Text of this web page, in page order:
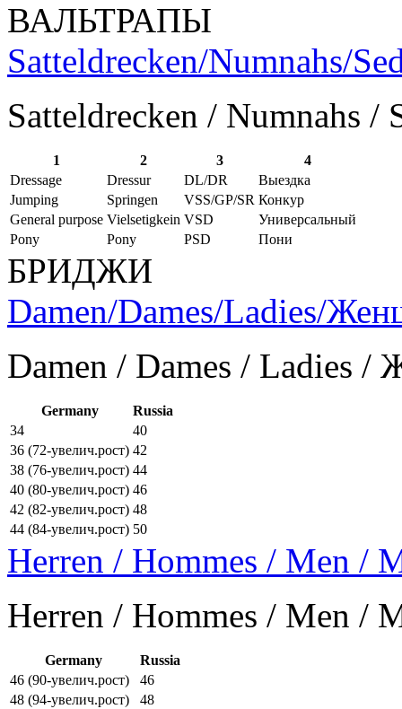
ВАЛЬТРАПЫ
Satteldrecken/Numnahs/
Satteldrecken / Numnahs /
1 2 3
4
Dressage
Dressur DL/DR
Выездка
Jumping
Springen VSS/GP/SR Конкур
General purpose Vielsetigkein VSD
Универсальный
Pony
Pony PSD Пони
БРИДЖИ
Damen/Dames/Ladies/
Damen / Dames / Ladies
Germany
Russia
34
40
36 (72-увелич.рост) 42
38 (76-увелич.рост) 44
40 (80-увелич.рост) 46
42 (82-увелич.рост) 48
44 (84-увелич.рост) 50
Herren / Hommes / Men /
Herren / Hommes / Men /
Germany
Russia
46 (90-увелич.рост)
46
48 (94-увелич.рост)
48